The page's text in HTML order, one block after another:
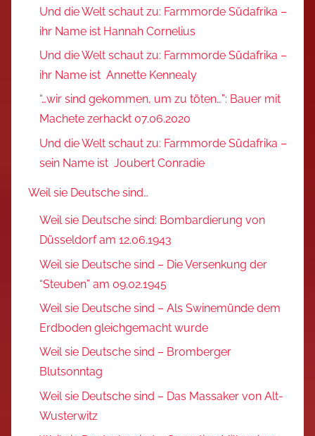
Und die Welt schaut zu: Farmmorde Südafrika –
ihr Name ist Hannah Cornelius
Und die Welt schaut zu: Farmmorde Südafrika –
ihr Name ist Annette Kennealy
“…wir sind gekommen, um zu töten…”: Bauer mit
Machete zerhackt 07.06.2020
Und die Welt schaut zu: Farmmorde Südafrika –
sein Name ist Joubert Conradie
Weil sie Deutsche sind…
Weil sie Deutsche sind: Bombardierung von
Düsseldorf am 12.06.1943
Weil sie Deutsche sind – Die Versenkung der
“Steuben” am 09.02.1945
Weil sie Deutsche sind – Als Swinemünde dem
Erdboden gleichgemacht wurde
Weil sie Deutsche sind – Bromberger
Blutsonntag
Weil sie Deutsche sind – Das Massaker von Alt-
Wusterwitz